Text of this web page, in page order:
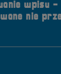
wpisu -
nie